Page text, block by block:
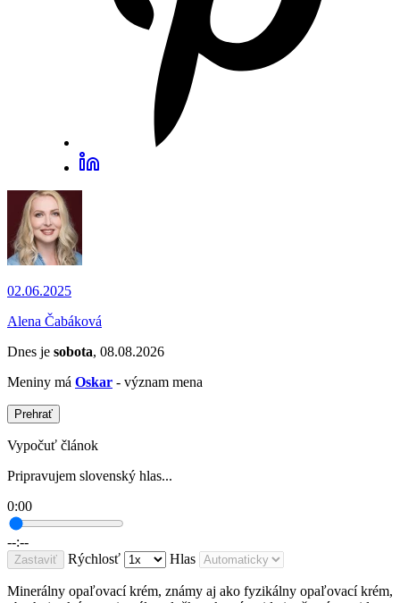
02.06.2025
Alena Čabáková
Dnes je sobota, 08.08.2026
Meniny má Oskar - význam mena
Prehrať
Vypočuť článok
Pripravujem slovenský hlas...
0:00
--:--
Zastaviť Rýchlosť Hlas
Minerálny opaľovací krém, známy aj ako fyzikálny opaľovací krém,